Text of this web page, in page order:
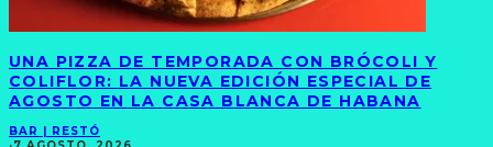
UNA PIZZA DE TEMPORADA CON BRÓCOLI Y
COLIFLOR: LA NUEVA EDICIÓN ESPECIAL DE
AGOSTO EN LA CASA BLANCA DE HABANA
BAR | RESTÓ